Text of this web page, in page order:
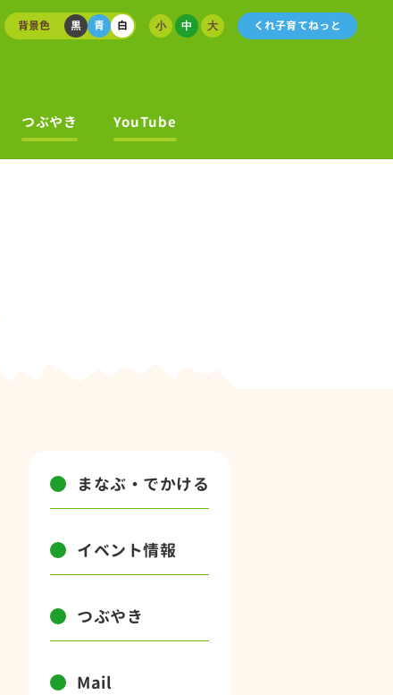
背景色 黒 青 白 小 中 大 くれ子育てねっと
つぶやき YouTube
まなぶ・でかける
イベント情報
つぶやき
Mail